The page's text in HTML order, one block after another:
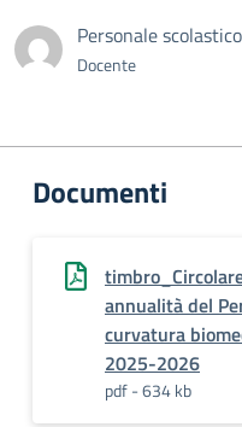
Personale scolastico
Docente
Documenti
annualità del
curvatura
2025-2026
pdf - 634 kb